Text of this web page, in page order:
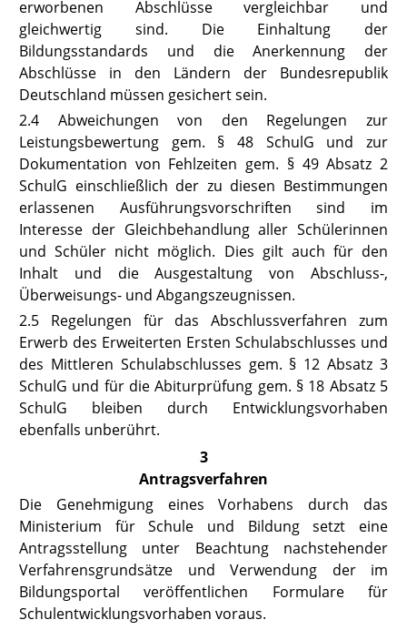
erworbenen Abschlüsse vergleichbar und
gleichwertig sind. Die Einhaltung der
Bildungsstandards und die Anerkennung der
Abschlüsse in den Ländern der Bundesrepublik
Deutschland müssen gesichert sein.
2.4 Abweichungen von den Regelungen zur
Leistungsbewertung gem. § 48 SchulG und zur
Dokumentation von Fehlzeiten gem. § 49 Absatz 2
SchulG einschließlich der zu diesen Bestimmungen
erlassenen Ausführungsvorschriften sind im
Interesse der Gleichbehandlung aller Schülerinnen
und Schüler nicht möglich. Dies gilt auch für den
Inhalt und die Ausgestaltung von Abschluss-,
Überweisungs- und Abgangszeugnissen.
2.5 Regelungen für das Abschlussverfahren zum
Erwerb des Erweiterten Ersten Schulabschlusses und
des Mittleren Schulabschlusses gem. § 12 Absatz 3
SchulG und für die Abiturprüfung gem. § 18 Absatz 5
SchulG bleiben durch Entwicklungsvorhaben
ebenfalls unberührt.
3
Antragsverfahren
Die Genehmigung eines Vorhabens durch das
Ministerium für Schule und Bildung setzt eine
Antragsstellung unter Beachtung nachstehender
Verfahrensgrundsätze und Verwendung der im
Bildungsportal veröffentlichen Formulare für
Schulentwicklungsvorhaben voraus.